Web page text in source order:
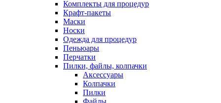
Комплекты для процедур
Крафт-пакеты
Маски
Носки
Одежда для процедур
Пеньюары
Перчатки
Пилки, файлы, колпачки
Аксессуары
Колпачки
Пилки
Файлы